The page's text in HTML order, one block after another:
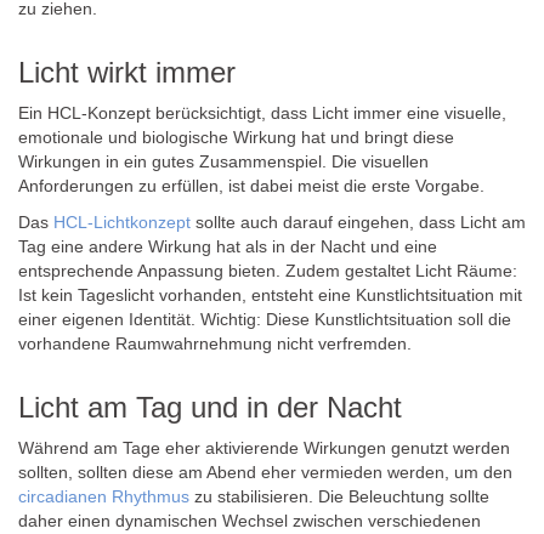
zu ziehen.
Licht wirkt immer
Ein HCL-Konzept berücksichtigt, dass Licht immer eine visuelle,
emotionale und biologische Wirkung hat und bringt diese
Wirkungen in ein gutes Zusammenspiel. Die visuellen
Anforderungen zu erfüllen, ist dabei meist die erste Vorgabe.
Das HCL-Lichtkonzept sollte auch darauf eingehen, dass Licht am
Tag eine andere Wirkung hat als in der Nacht und eine
entsprechende Anpassung bieten. Zudem gestaltet Licht Räume:
Ist kein Tageslicht vorhanden, entsteht eine Kunstlichtsituation mit
einer eigenen Identität. Wichtig: Diese Kunstlichtsituation soll die
vorhandene Raumwahrnehmung nicht verfremden.
Licht am Tag und in der Nacht
Während am Tage eher aktivierende Wirkungen genutzt werden
sollten, sollten diese am Abend eher vermieden werden, um den
circadianen Rhythmus zu stabilisieren. Die Beleuchtung sollte
daher einen dynamischen Wechsel zwischen verschiedenen